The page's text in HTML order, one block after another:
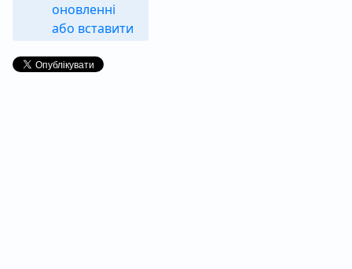
оновленні
або вставити